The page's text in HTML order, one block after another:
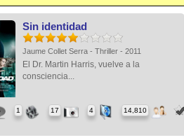
Sin identidad
Jaume Collet Serra - Thriller - 2011
El Dr. Martin Harris, vuelve a la
consciencia...
1 17 4 14,810